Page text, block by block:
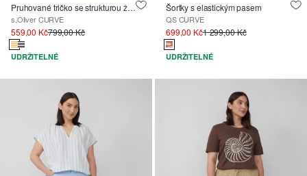
Pruhované tričko se strukturou žíhané příze, střih Slim Fit
s.Oliver CURVE
559,00 Kč799,00 Kč
UDRŽITELNÉ
Šortky s elastickým pasem
QS CURVE
699,00 Kč1 299,00 Kč
UDRŽITELNÉ